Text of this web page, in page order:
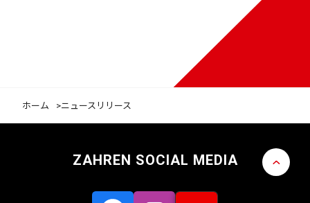
ホーム ニュースリリース
ZAHREN SOCIAL MEDIA